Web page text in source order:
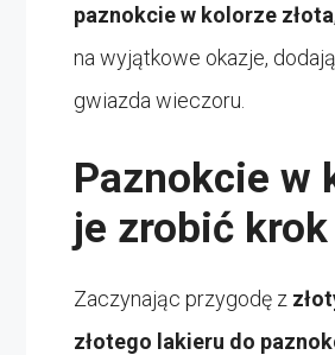
paznokcie w kolorze złota
na wyjątkowe okazje,
gwiazda wieczoru.
Paznokcie w
je zrobić
Zaczynając przygodę z
złotego lakieru do